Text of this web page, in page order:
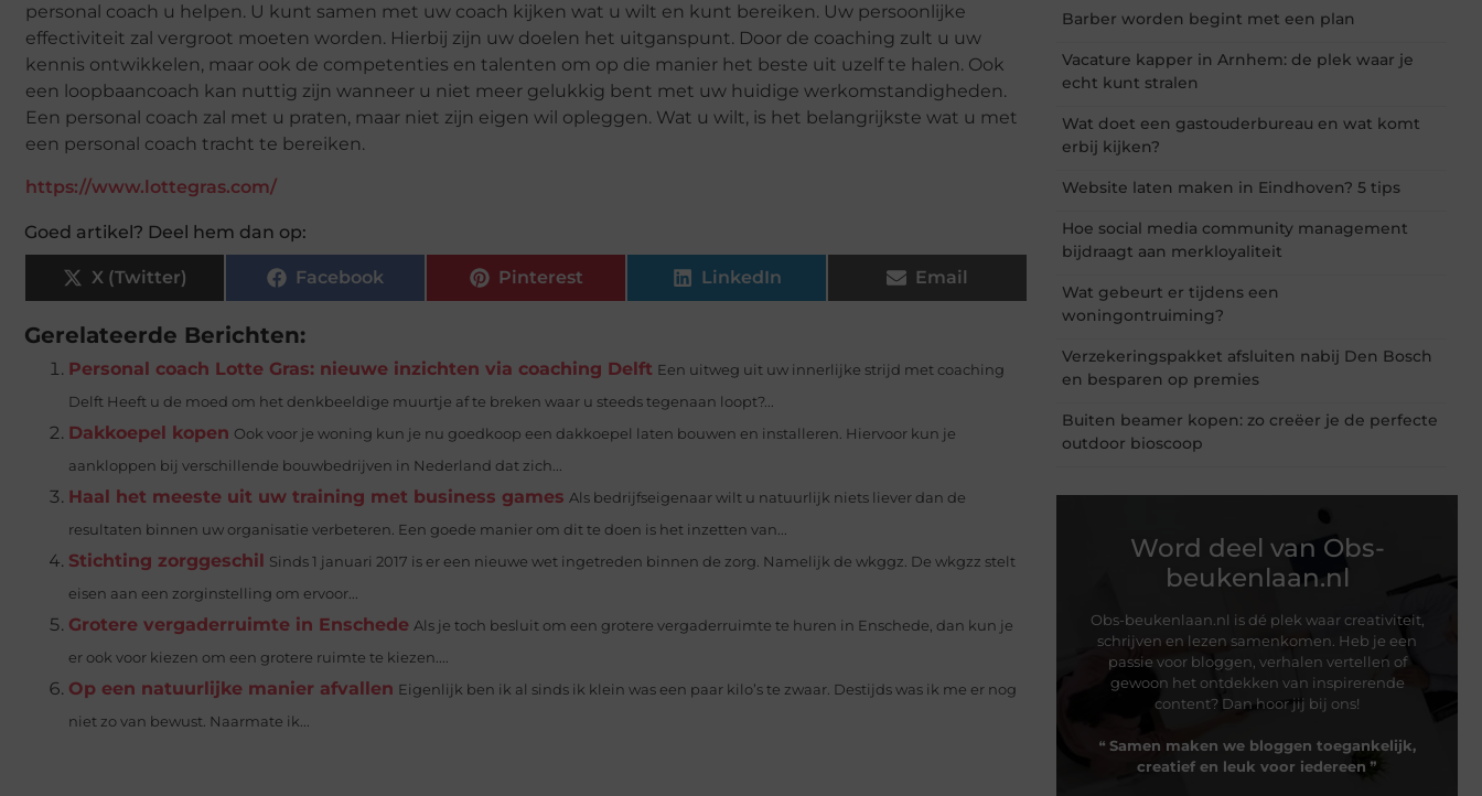
personal coach u helpen. U kunt samen met uw coach kijken wat u wilt en kunt bereiken. Uw persoonlijke
effectiviteit zal vergroot moeten worden. Hierbij zijn uw doelen het uitganspunt. Door de coaching zult u uw
kennis ontwikkelen, maar ook de competenties en talenten om op die manier het beste uit uzelf te halen. Ook
een loopbaancoach kan nuttig zijn wanneer u niet meer gelukkig bent met uw huidige werkomstandigheden.
Een personal coach zal met u praten, maar niet zijn eigen wil opleggen. Wat u wilt, is het belangrijkste wat u met
een personal coach tracht te bereiken.
https://www.lottegras.com/
Goed artikel? Deel hem dan op:
X (Twitter) Facebook Pinterest LinkedIn Email
Gerelateerde Berichten:
Personal coach Lotte Gras: nieuwe inzichten via coaching Delft Een uitweg uit uw innerlijke strijd met coaching
Delft Heeft u de moed om het denkbeeldige muurtje af te breken waar u steeds tegenaan loopt?...
Dakkoepel kopen Ook voor je woning kun je nu goedkoop een dakkoepel laten bouwen en installeren. Hiervoor kun je
aankloppen bij verschillende bouwbedrijven in Nederland dat zich...
Haal het meeste uit uw training met business games Als bedrijfseigenaar wilt u natuurlijk niets liever dan de
resultaten binnen uw organisatie verbeteren. Een goede manier om dit te doen is het inzetten van...
Stichting zorggeschil Sinds 1 januari 2017 is er een nieuwe wet ingetreden binnen de zorg. Namelijk de wkggz. De wkgzz stelt
eisen aan een zorginstelling om ervoor...
Grotere vergaderruimte in Enschede Als je toch besluit om een grotere vergaderruimte te huren in Enschede, dan kun je
er ook voor kiezen om een grotere ruimte te kiezen....
Op een natuurlijke manier afvallen Eigenlijk ben ik al sinds ik klein was een paar kilo’s te zwaar. Destijds was ik me er nog
niet zo van bewust. Naarmate ik...
Barber worden begint met een plan
Vacature kapper in Arnhem: de plek waar je
echt kunt stralen
Wat doet een gastouderbureau en wat komt
erbij kijken?
Website laten maken in Eindhoven? 5 tips
Hoe social media community management
bijdraagt aan merkloyaliteit
Wat gebeurt er tijdens een
woningontruiming?
Verzekeringspakket afsluiten nabij Den Bosch
en besparen op premies
Buiten beamer kopen: zo creëer je de perfecte
outdoor bioscoop
Word deel van Obs-
beukenlaan.nl
Obs-beukenlaan.nl is dé plek waar creativiteit,
schrijven en lezen samenkomen. Heb je een
passie voor bloggen, verhalen vertellen of
gewoon het ontdekken van inspirerende
content? Dan hoor jij bij ons!
❝ Samen maken we bloggen toegankelijk,
creatief en leuk voor iedereen ❞